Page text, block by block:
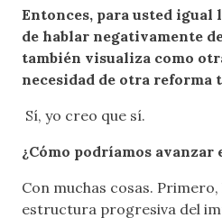
Entonces, para usted igual
de hablar negativamente
también visualiza como
necesidad de otra reforma
Sí, yo creo que sí.
¿Cómo podríamos
Con muchas cosas.
estructura progresiva del